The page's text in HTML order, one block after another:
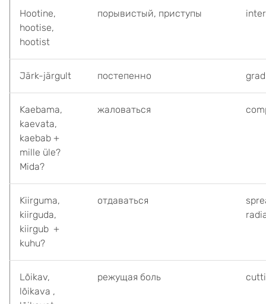
Hootine,
hootise,
hootist
порывистый, приступы
Järk-järgult постепенно
Kaebama,
kaevata,
kaebab +
mille üle?
Mida?
жаловаться
Kiirguma,
kiirguda,
kiirgub +
kuhu?
отдаваться
Lõikav,
lõikava ,
режущая боль